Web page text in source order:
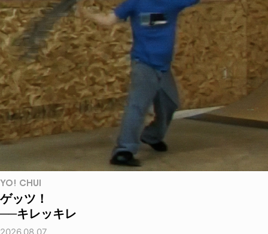
YO! CHUI
ゲッツ！
──キレッキレ